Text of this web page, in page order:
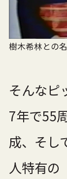
樹木希林との
そんなピ
7年で55
成、そし
人特有の